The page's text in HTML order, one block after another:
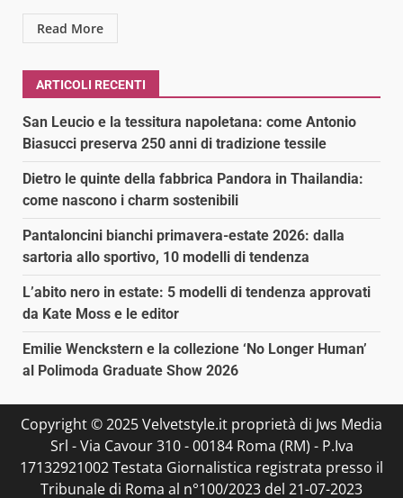
Read More
ARTICOLI RECENTI
San Leucio e la tessitura napoletana: come Antonio
Biasucci preserva 250 anni di tradizione tessile
Dietro le quinte della fabbrica Pandora in Thailandia:
come nascono i charm sostenibili
Pantaloncini bianchi primavera-estate 2026: dalla
sartoria allo sportivo, 10 modelli di tendenza
L’abito nero in estate: 5 modelli di tendenza approvati
da Kate Moss e le editor
Emilie Wenckstern e la collezione ‘No Longer Human’
al Polimoda Graduate Show 2026
Copyright © 2025 Velvetstyle.it proprietà di Jws Media
Srl - Via Cavour 310 - 00184 Roma (RM) - P.Iva
17132921002 Testata Giornalistica registrata presso il
Tribunale di Roma al n°100/2023 del 21-07-2023